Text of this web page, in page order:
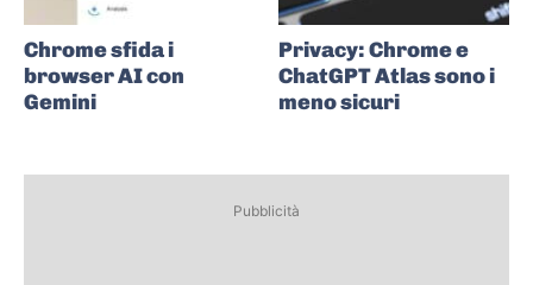
Chrome sfida i
browser AI con
Gemini
Privacy: Chrome e
ChatGPT Atlas sono i
meno sicuri
Pubblicità